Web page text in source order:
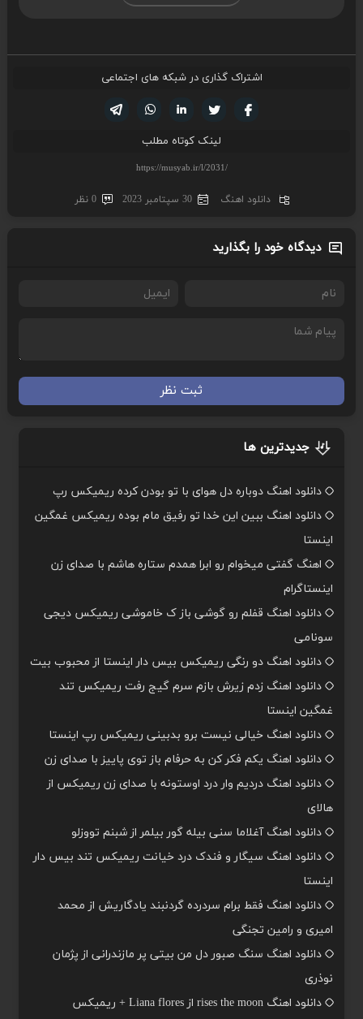
اشتراک گذاری در شبکه های اجتماعی
لینکدین تویتر
فیسوک
لینک کوتاه مطلب
دانلود اهنگ 30 سپتامبر 2023 0 نظر
دیدگاه خود را بگذارید
ثبت نظر
جدیدترین ها
دانلود اهنگ دوباره دل هوای با تو بودن کرده ریمیکس رپ
دانلود اهنگ ببین این خدا تو رفیق مام بوده ریمیکس غمگین
اینستا
اهنگ گفتی میخوام رو ابرا همدم ستاره هاشم با صدای زن
اینستاگرام
دانلود اهنگ قفلم رو گوشی باز ک خاموشی ریمیکس دیجی
سونامی
دانلود اهنگ دو رنگی ریمیکس بیس دار اینستا از محبوب بیت
دانلود اهنگ زدم زیرش بازم سرم گیج رفت ریمیکس تند
غمگین اینستا
دانلود اهنگ خیالی نیست برو بدبینی ریمیکس رپ اینستا
دانلود اهنگ یکم فکر کن به حرفام باز توی پاییز با صدای زن
دانلود اهنگ دردیم وار درد اوستونه با صدای زن ریمیکس از
هالای
دانلود اهنگ آغلاما سنی بیله گور بیلمر از شبنم تووزلو
دانلود اهنگ سیگار و فندک درد خیانت ریمیکس تند بیس دار
اینستا
دانلود اهنگ فقط برام سردرده گردنبند یادگاریش از محمد
امیری و رامین تجنگی
دانلود اهنگ سنگ صبور دل من بیتی پر مازندرانی از پژمان
نوذری
دانلود اهنگ rises the moon از Liana flores + ریمیکس